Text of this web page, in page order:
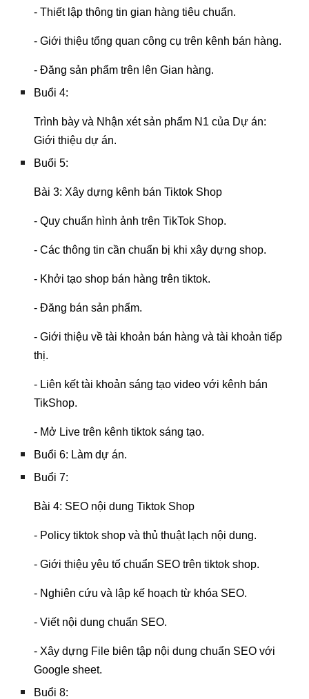
- Thiết lập thông tin gian hàng tiêu chuẩn.
- Giới thiệu tổng quan công cụ trên kênh bán hàng.
- Đăng sản phẩm trên lên Gian hàng.
Buổi 4:
Trình bày và Nhận xét sản phẩm N1 của Dự án:
Giới thiệu dự án.
Buổi 5:
Bài 3: Xây dựng kênh bán Tiktok Shop
- Quy chuẩn hình ảnh trên TikTok Shop.
- Các thông tin cần chuẩn bị khi xây dựng shop.
- Khởi tạo shop bán hàng trên tiktok.
- Đăng bán sản phẩm.
- Giới thiệu về tài khoản bán hàng và tài khoản tiếp
thị.
- Liên kết tài khoản sáng tạo video với kênh bán
TikShop.
- Mở Live trên kênh tiktok sáng tạo.
Buổi 6: Làm dự án.
Buổi 7:
Bài 4: SEO nội dung Tiktok Shop
- Policy tiktok shop và thủ thuật lạch nội dung.
- Giới thiệu yêu tố chuẩn SEO trên tiktok shop.
- Nghiên cứu và lập kế hoạch từ khóa SEO.
- Viết nội dung chuẩn SEO.
- Xây dựng File biên tập nội dung chuẩn SEO với
Google sheet.
Buổi 8: